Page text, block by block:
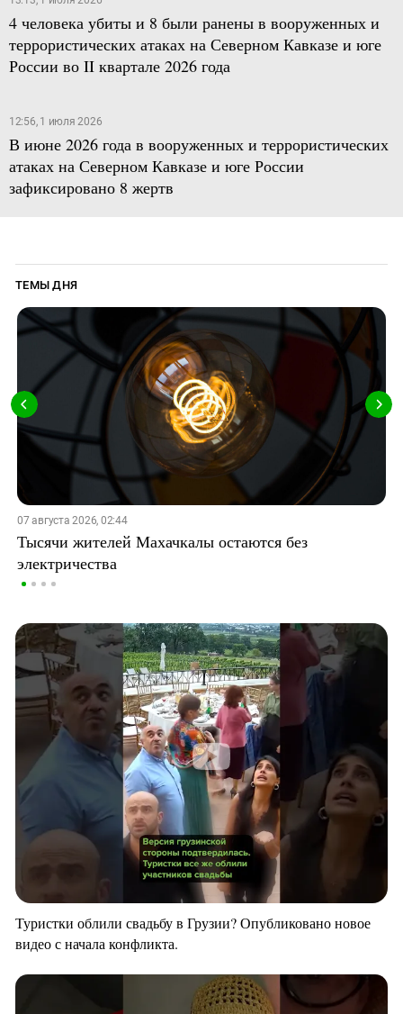
4 человека убиты и 8 были ранены в вооруженных и
террористических атаках на Северном Кавказе и юге
России во II квартале 2026 года
12:56, 1 июля 2026
В июне 2026 года в вооруженных и террористических
атаках на Северном Кавказе и юге России
зафиксировано 8 жертв
ТЕМЫ ДНЯ
07 августа 2026, 02:44
Тысячи жителей Махачкалы остаются без
электричества
Туристки облили свадьбу в Грузии? Опубликовано новое
видео с начала конфликта.